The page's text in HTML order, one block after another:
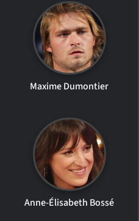
Maxime Dumontier
Anne-Élisabeth Bossé